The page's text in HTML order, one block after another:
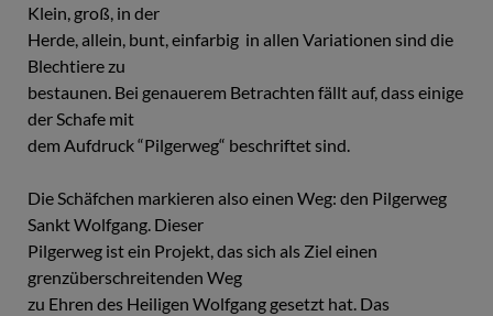
Klein, groß, in der
Herde, allein, bunt, einfarbig ­ in allen Variationen sind die
Blechtiere zu
bestaunen. Bei genauerem Betrachten fällt auf, dass einige
der Schafe mit
dem Aufdruck “Pilgerweg“ beschriftet sind.
Die Schäfchen markieren also einen Weg: den Pilgerweg
Sankt Wolfgang. Dieser
Pilgerweg ist ein Projekt, das sich als Ziel einen
grenzüberschreitenden Weg
zu Ehren des Heiligen Wolfgang gesetzt hat. Das